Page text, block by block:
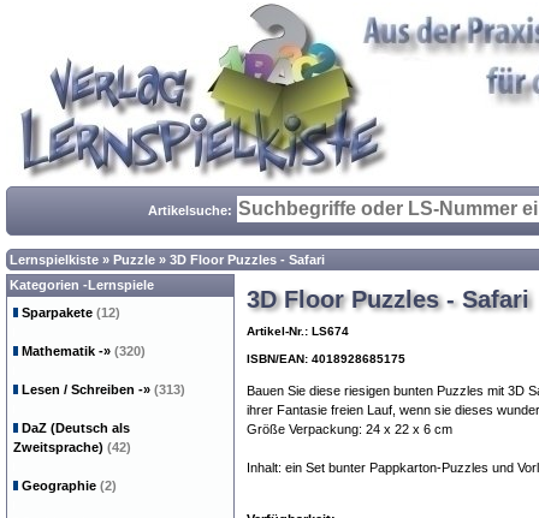
Artikelsuche:
Lernspielkiste » Puzzle » 3D Floor Puzzles - Safari
3D Floor Puzzles - Safari
Artikel-Nr.: LS674
ISBN/EAN: 4018928685175
Bauen Sie diese riesigen bunten Puzzles mit 3D
ihrer Fantasie freien Lauf, wenn sie dieses
Größe Verpackung: 24 x 22 x 6 cm
Inhalt: ein Set bunter Pappkarton-Puzzles und
Kategorien -Lernspiele
Sparpakete (12)
Mathematik -» (320)
Lesen / Schreiben -» (313)
DaZ (Deutsch als
Zweitsprache) (42)
Geographie (2)